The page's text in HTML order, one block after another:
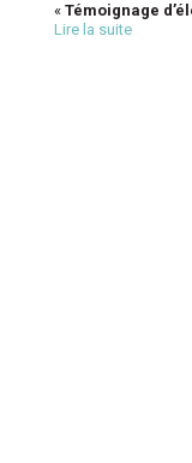
« Témoignage
Lire la suite